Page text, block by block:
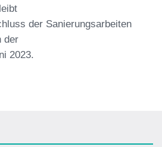
der Sanierungsarbeiten
der
2023.